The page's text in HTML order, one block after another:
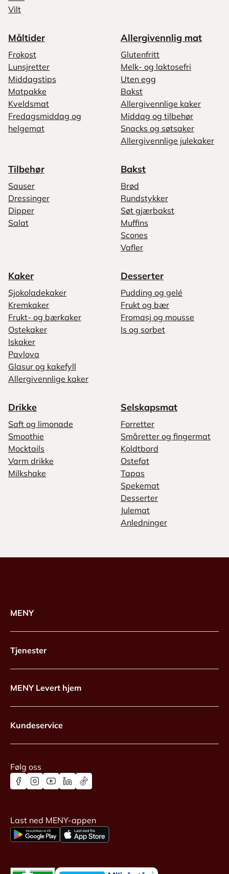
Vilt
Måltider
Frokost
Lunsjretter
Middagstips
Matpakke
Kveldsmat
Fredagsmiddag og
helgemat
Allergivennlig mat
Glutenfritt
Melk- og laktosefri
Uten egg
Bakst
Allergivennlige kaker
Middag og tilbehør
Snacks og søtsaker
Allergivennlige julekaker
Tilbehør
Sauser
Dressinger
Dipper
Salat
Bakst
Brød
Rundstykker
Søt gjærbakst
Muffins
Scones
Vafler
Kaker
Sjokoladekaker
Kremkaker
Frukt- og bærkaker
Ostekaker
Iskaker
Pavlova
Glasur og kakefyll
Allergivennlige kaker
Desserter
Pudding og gelé
Frukt og bær
Fromasj og mousse
Is og sorbet
Drikke
Saft og limonade
Smoothie
Mocktails
Varm drikke
Milkshake
Selskapsmat
Forretter
Småretter og fingermat
Koldtbord
Ostefat
Tapas
Spekemat
Desserter
Julemat
Anledninger
MENY
Tjenester
MENY Levert hjem
Kundeservice
Følg oss
Last ned MENY-appen